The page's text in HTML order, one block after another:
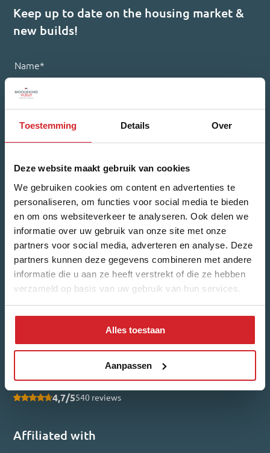
Toestemming Details Over
Deze website maakt gebruik van cookies
We gebruiken cookies om content en advertenties te
personaliseren, om functies voor social media te bieden
en om ons websiteverkeer te analyseren. Ook delen we
informatie over uw gebruik van onze site met onze
partners voor social media, adverteren en analyse. Deze
partners kunnen deze gegevens combineren met andere
informatie die u aan ze heeft verstrekt of die ze hebben
verzameld op basis van uw gebruik van hun services.
Alles toestaan
Aanpassen
Keep up to date on the housing market &
new builds!
Name*
Email Address*
What kind of news would you like to receive?
Housing updates
New built updates
Submit
4,7/5540 reviews
Affiliated with